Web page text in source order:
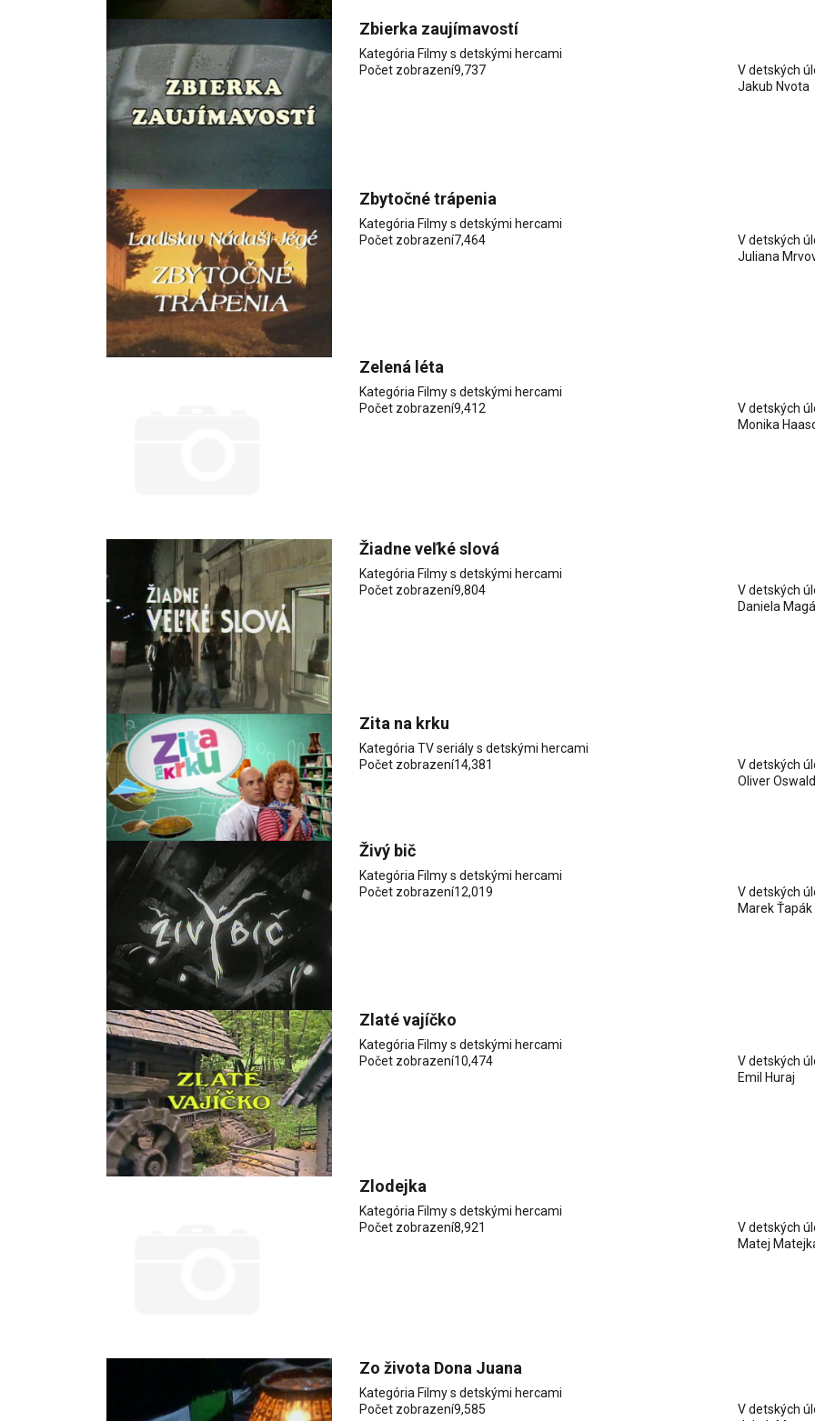
Zbierka zaujímavostí
Kategória Filmy s detskými hercami
Počet zobrazení9,737
V detských
Jakub Nvota
Zbytočné trápenia
Kategória Filmy s detskými hercami
Počet zobrazení7,464
V detských
Juliana
Zelená léta
Kategória Filmy s detskými hercami
Počet zobrazení9,412
V detských
Monika
Žiadne veľké slová
Kategória Filmy s detskými hercami
Počet zobrazení9,804
V detských
Daniela
Zita na krku
Kategória TV seriály s detskými hercami
Počet zobrazení14,381
V detských
Oliver Oswald
Živý bič
Kategória Filmy s detskými hercami
Počet zobrazení12,019
V detských
Marek Ťapák
Zlaté vajíčko
Kategória Filmy s detskými hercami
Počet zobrazení10,474
V detských
Emil Huraj
Zlodejka
Kategória Filmy s detskými hercami
Počet zobrazení8,921
V detských
Matej
Zo života Dona Juana
Kategória Filmy s detskými hercami
Počet zobrazení9,585
V detských